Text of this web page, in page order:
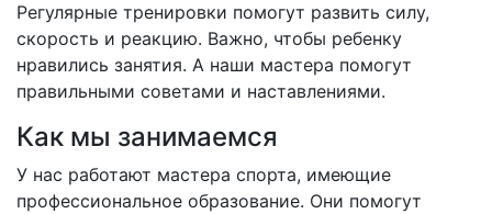
Регулярные тренировки помогут развить силу,
скорость и реакцию. Важно, чтобы ребенку
нравились занятия. А наши мастера помогут
правильными советами и наставлениями.
Как мы занимаемся
У нас работают мастера спорта, имеющие
профессиональное образование. Они помогут